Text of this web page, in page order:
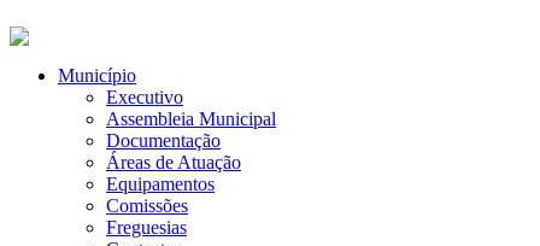
Município
Executivo
Assembleia Municipal
Documentação
Áreas de Atuação
Equipamentos
Comissões
Freguesias